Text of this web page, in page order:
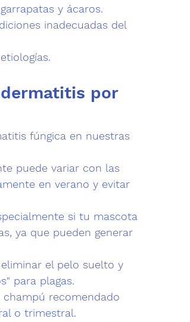
y ácaros.
inadecuadas del
por
fúngica en nuestras
puede variar con las
en verano y evitar
si tu mascota
ya que pueden generar
el pelo suelto y
para plagas.
recomendado
o trimestral.